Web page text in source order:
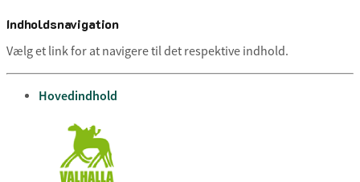
Indholdsnavigation
Vælg et link for at navigere til det respektive indhold.
gå til
Hovedindhold